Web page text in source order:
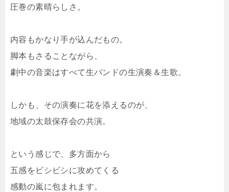
圧巻の素晴らしさ。
内容もかなり手が込んだもの。
脚本もさることながら、
劇中の音楽はすべて生バンドの生演奏＆生歌。
しかも、その演奏に花を添えるのが、
地域の太鼓保存会の共演。
という感じで、多方面から
五感をビシビシに攻めてくる
感動の嵐に包まれます。